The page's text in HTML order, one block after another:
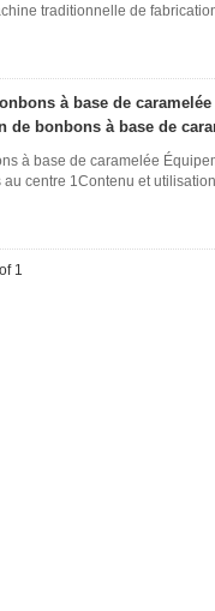
traditionnelle de
à base de caramelée
de bonbons à base de
à base de caramelée
centre 1Contenu et
1